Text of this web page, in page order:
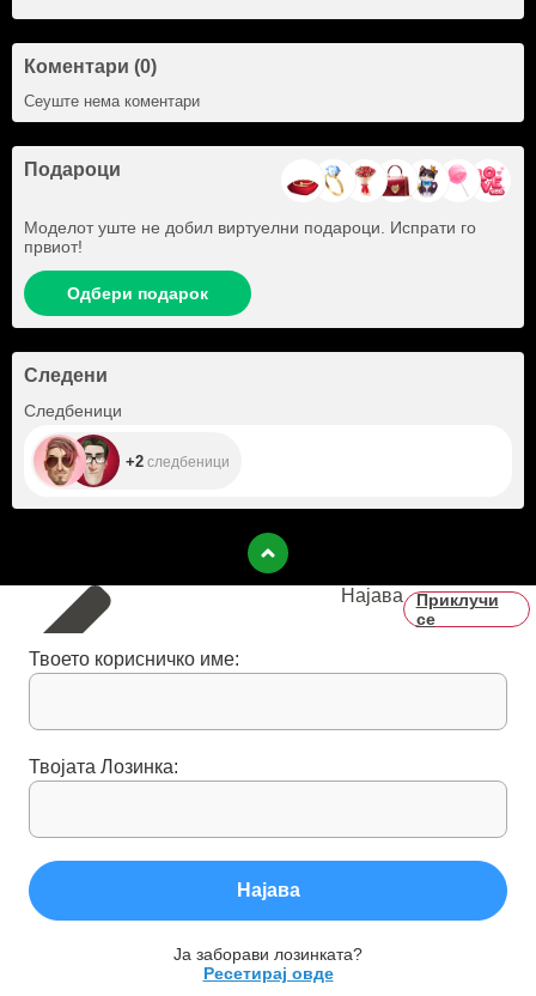
Коментари (0)
Сеуште нема коментари
Подароци
Моделот уште не добил виртуелни подароци. Испрати го
првиот!
Одбери подарок
Следени
Следбеници
+2 следбеници
Најава
Приклучи
се
Твоето корисничко име:
Твојата Лозинка:
Најава
Ја заборави лозинката?
Ресетирај овде